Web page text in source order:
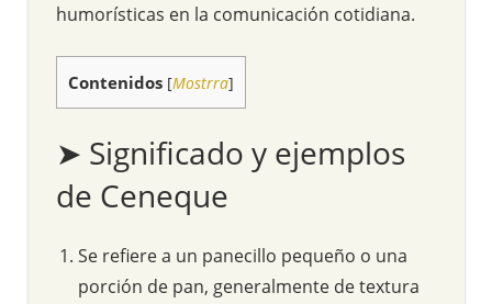
humorísticas en la comunicación cotidiana.
Contenidos [Mostrra]
➤ Significado y ejemplos
de Ceneque
Se refiere a un panecillo pequeño o una
porción de pan, generalmente de textura